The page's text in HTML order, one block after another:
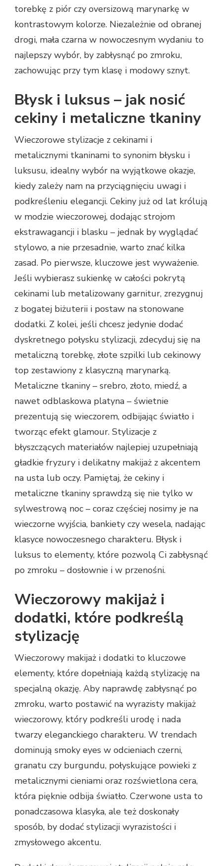
torebkę z piór czy oversizową marynarkę w
kontrastowym kolorze. Niezależnie od obranej
drogi, mała czarna w nowoczesnym wydaniu to
najlepszy wybór, by zabłysnąć po zmroku,
zachowując przy tym klasę i modowy sznyt.
Błysk i luksus – jak nosić
cekiny i metaliczne tkaniny
Wieczorowe stylizacje z cekinami i
metalicznymi tkaninami to synonim błysku i
luksusu, idealny wybór na wyjątkowe okazje,
kiedy zależy nam na przyciągnięciu uwagi i
podkreśleniu elegancji. Cekiny już od lat królują
w modzie wieczorowej, dodając strojom
ekstrawagancji i blasku – jednak by wyglądać
stylowo, a nie przesadnie, warto znać kilka
zasad. Po pierwsze, kluczowe jest wyważenie.
Jeśli wybierasz sukienkę w całości pokrytą
cekinami lub metalizowany garnitur, zrezygnuj
z bogatej biżuterii i postaw na stonowane
dodatki. Z kolei, jeśli chcesz jedynie dodać
dyskretnego połysku stylizacji, zdecyduj się na
metaliczną torebkę, złote szpilki lub cekinowy
top zestawiony z klasyczną marynarką.
Metaliczne tkaniny – srebro, złoto, miedź, a
nawet odblaskowa platyna – świetnie
prezentują się wieczorem, odbijając światło i
tworząc efekt glamour. Stylizacje z
błyszczących materiałów najlepiej uzupełniają
gładkie fryzury i delikatny makijaż z akcentem
na usta lub oczy. Pamiętaj, że cekiny i
metaliczne tkaniny sprawdzą się nie tylko w
sylwestrową noc – coraz częściej nosimy je na
wieczorne wyjścia, bankiety czy wesela, nadając
klasyce nowoczesnego charakteru. Błysk i
luksus to elementy, które pozwolą Ci zabłysnąć
po zmroku – dosłownie i w przenośni.
Wieczorowy makijaż i
dodatki, które podkreślą
stylizację
Wieczorowy makijaż i dodatki to kluczowe
elementy, które dopełniają każdą stylizację na
specjalną okazję. Aby naprawdę zabłysnąć po
zmroku, warto postawić na wyrazisty makijaż
wieczorowy, który podkreśli urodę i nada
twarzy eleganckiego charakteru. W trendach
dominują smoky eyes w odcieniach czerni,
granatu czy burgundu, połyskujące powieki z
metalicznymi cieniami oraz rozświetlona cera,
która pięknie odbija światło. Czerwone usta to
ponadczasowa klasyka, ale też doskonały
sposób, by dodać stylizacji wyrazistości i
zmysłowego akcentu.